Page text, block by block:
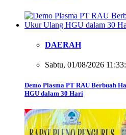
DAERAH
Sabtu, 01/08/2026
Demo Plasma PT RAU Berbuah
HGU dalam 30 Hari